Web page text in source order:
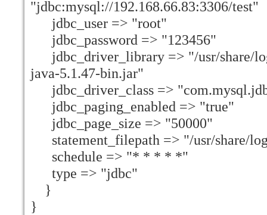
"jdbc:mysql://192.168.66.83:3306/test"
jdbc_user => "root"
jdbc_password => "123456"
jdbc_driver_library => "/usr/share/
java-5.1.47-bin.jar"
jdbc_driver_class =>
jdbc_paging_enabled => "true"
jdbc_page_size => "50000"
statement_filepath => "/usr/share/
schedule => "* * * * *"
type => "jdbc"
}
}